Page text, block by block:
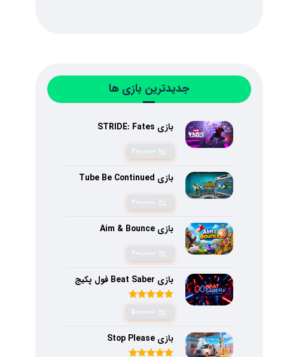
جدیدترین بازی ها
بازی STRIDE: Fates
۲۰۰,۰۰۰
بازی Tube Be Continued
۲۰۰,۰۰۰
بازی Aim & Bounce
۲۰۰,۰۰۰
بازی Beat Saber فول پکیج
از ۵
۵۰۰,۰۰۰
بازی Stop Please